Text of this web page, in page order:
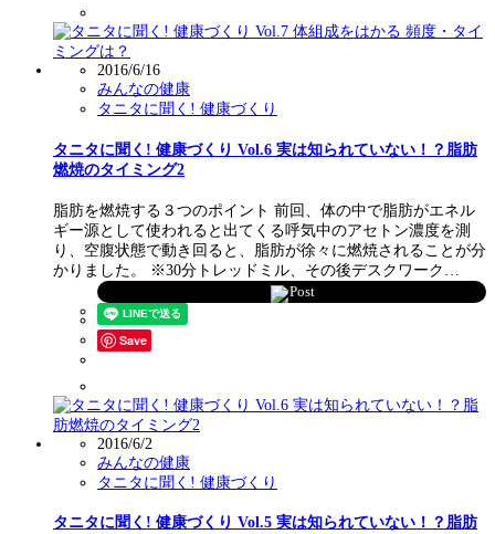
2016/6/16
みんなの健康
タニタに聞く! 健康づくり
タニタに聞く! 健康づくり Vol.6 実は知られていない！？脂肪
燃焼のタイミング2
脂肪を燃焼する３つのポイント 前回、体の中で脂肪がエネル
ギー源として使われると出てくる呼気中のアセトン濃度を測
り、空腹状態で動き回ると、脂肪が徐々に燃焼されることが分
かりました。 ※30分トレッドミル、その後デスクワーク…
Post
Save
2016/6/2
みんなの健康
タニタに聞く! 健康づくり
タニタに聞く! 健康づくり Vol.5 実は知られていない！？脂肪